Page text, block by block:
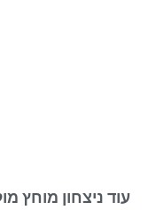
ניצחון מוחץ מול